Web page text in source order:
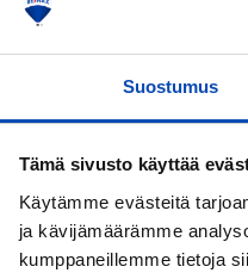
Suostumus
Tämä sivusto käyttää
Käytämme evästeitä
ja kävijämäärämme
kumppaneillemme tietoja
sinun tarvitse nähdä
ostoprosessin puolestasi.
sopii myös
ostoon.